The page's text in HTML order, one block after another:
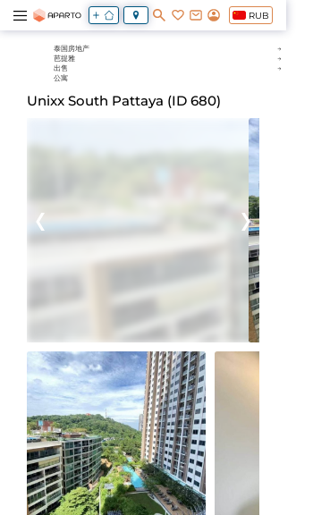
RUB
泰国房地产
芭提雅
出售
公寓
Unixx South Pattaya (ID 680)